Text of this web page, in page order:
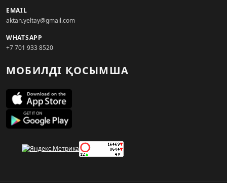
EMAIL
aktan.yeltay@gmail.com
WHATSAPP
+7 701 933 8520
МОБИЛДІ ҚОСЫМША